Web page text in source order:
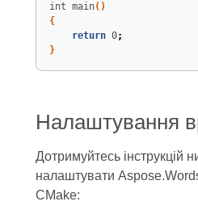
int main()
{
return 0;
}
Налаштування
Дотримуйтесь інструкцій
налаштувати
CMake: